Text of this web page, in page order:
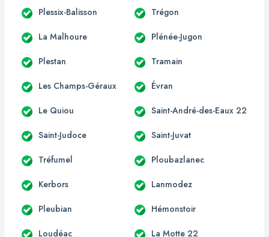
Plessix-Balisson Trégon
La Malhoure Plénée-Jugon
Plestan Tramain
Les Champs-Géraux Évran
Le Quiou Saint-André-des-Eaux 22
Saint-Judoce Saint-Juvat
Tréfumel Ploubazlanec
Kerbors Lanmodez
Pleubian Hémonstoir
Loudéac La Motte 22